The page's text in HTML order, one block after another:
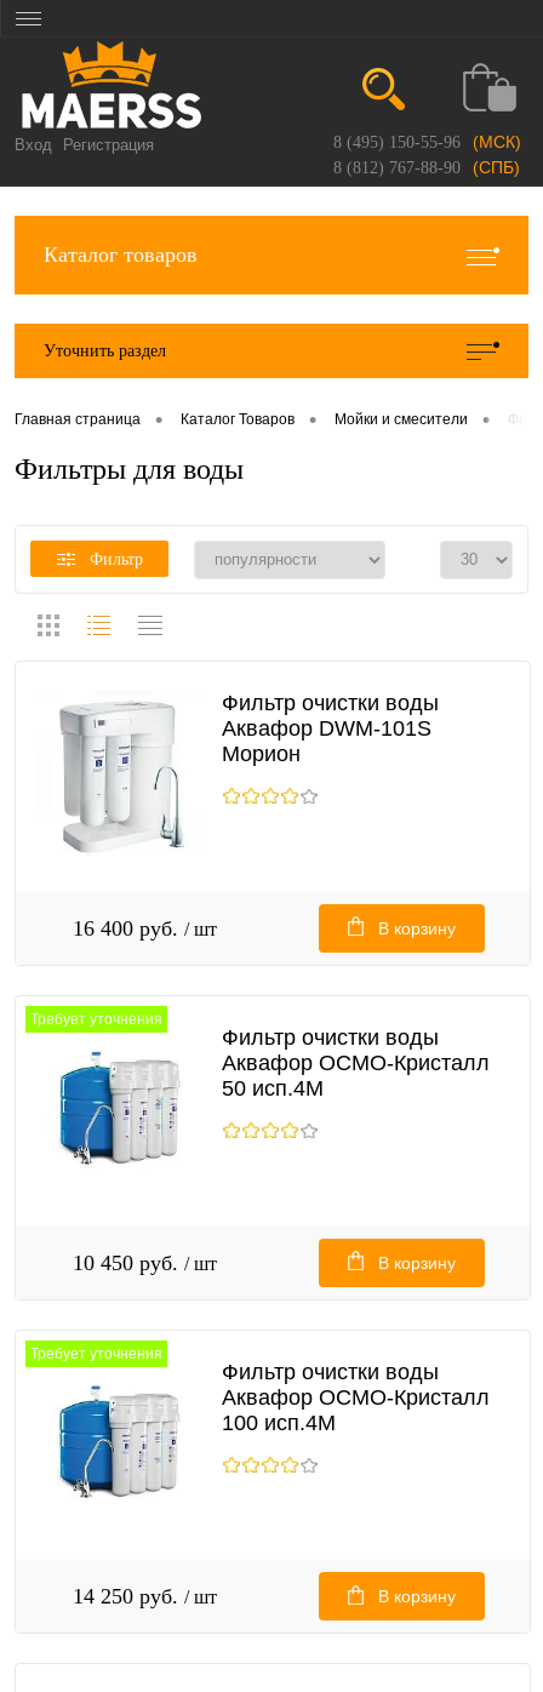
Вход Регистрация 8 (495) 150-55-96 (МСК)
8 (812) 767-88-90 (СПБ)
Каталог товаров
Уточнить раздел
Главная страница • Каталог Товаров • Мойки и смесители •
Фильтры для воды
Фильтр
Фильтр очистки воды
Аквафор DWM-101S
Морион
16 400 руб. / шт В корзину
Требует уточнения
Фильтр очистки воды
Аквафор ОСМО-Кристалл
50 исп.4М
10 450 руб. / шт В корзину
Требует уточнения
Фильтр очистки воды
Аквафор ОСМО-Кристалл
100 исп.4М
14 250 руб. / шт В корзину